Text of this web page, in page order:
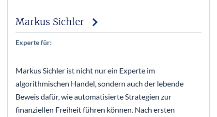
Markus Sichler
Experte für:
Markus Sichler ist nicht nur ein Experte im
algorithmischen Handel, sondern auch der lebende
Beweis dafür, wie automatisierte Strategien zur
finanziellen Freiheit führen können. Nach ersten